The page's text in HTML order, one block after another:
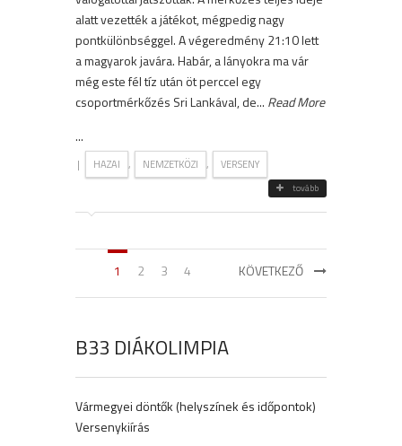
alatt vezették a játékot, mégpedig nagy
pontkülönbséggel. A végeredmény 21:10 lett
a magyarok javára. Habár, a lányokra ma vár
még este fél tíz után öt perccel egy
csoportmérkőzés Sri Lankával, de... Read More
...
| HAZAI , NEMZETKÖZI , VERSENY
tovább
1 2 3 4 KÖVETKEZŐ
B33 DIÁKOLIMPIA
Vármegyei döntők (helyszínek és időpontok)
Versenykiírás